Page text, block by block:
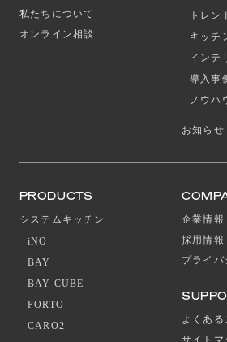
私たちについて
オンライン相談
トレン
キッチ
インテ
導入事
ノウハ
お知らせ
PRODUCTS
システムキッチン
iNO
BAY
BAY CUBE
PORTO
CARO2
企業情報
採用情報
プライバ
よくある
サイトマ